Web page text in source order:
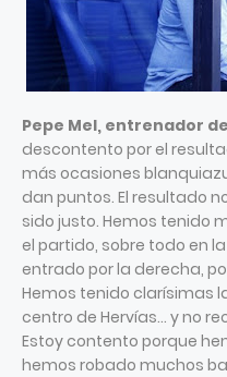
Pepe Mel, entrenador
descontento por el
más ocasiones
dan puntos. El resultado
sido justo. Hemos tenido
el partido, sobre todo en
entrado por la derecha,
Hemos tenido clarísimas
centro de Hervías… y no
Estoy contento porque
hemos robado muchos